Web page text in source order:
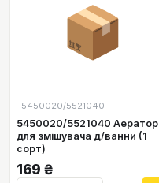
📦
5450020/5521040
5450020/5521040 Аератор
для змішувача д/ванни (1
сорт)
169 ₴